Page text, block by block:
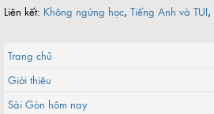
Liên kết: Không ngừng học, Tiếng Anh và TUI,
Trang chủ
Giới thiệu
Sài Gòn hôm nay